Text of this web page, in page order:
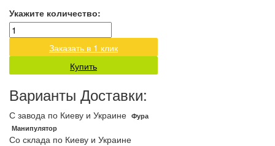
Укажите количество:
Заказать в 1 клик
Купить
Варианты Доставки:
С завода по Киеву и Украине Фура
Манипулятор
Со склада по Киеву и Украине